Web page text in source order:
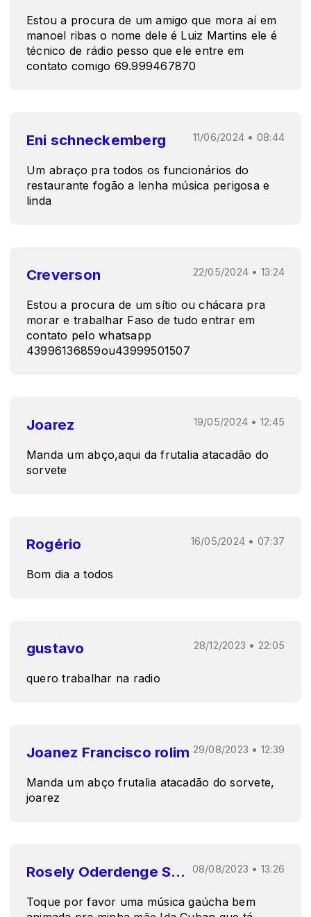
Estou a procura de um amigo que mora aí em
manoel ribas o nome dele é Luiz Martins ele é
técnico de rádio pesso que ele entre em
contato comigo 69.999467870
Eni schneckemberg 11/06/2024 • 08:44
Um abraço pra todos os funcionários do
restaurante fogão a lenha música perigosa e
linda
Creverson 22/05/2024 • 13:24
Estou a procura de um sítio ou chácara pra
morar e trabalhar Faso de tudo entrar em
contato pelo whatsapp
43996136859ou43999501507
Joarez 19/05/2024 • 12:45
Manda um abço,aqui da frutalia atacadão do
sorvete
Rogério 16/05/2024 • 07:37
Bom dia a todos
gustavo 28/12/2023 • 22:05
quero trabalhar na radio
Joanez Francisco rolim 29/08/2023 • 12:39
Manda um abço frutalia atacadão do sorvete,
joarez
Rosely Oderdenge Subtil 08/08/2023 • 13:26
Toque por favor uma música gaúcha bem